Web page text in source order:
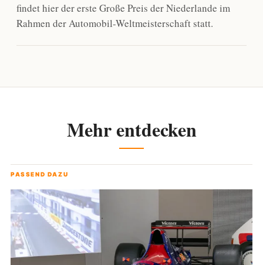
findet hier der erste Große Preis der Niederlande im
Rahmen der Automobil-Weltmeisterschaft statt.
Mehr entdecken
PASSEND DAZU